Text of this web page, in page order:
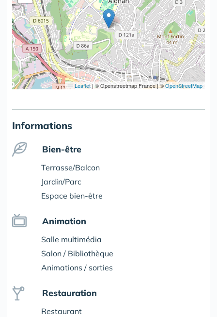
Leaflet |© Openstreetmap France | ©OpenStreetMap
Informations
Bien-être
Terrasse/Balcon
Jardin/Parc
Espace bien-être
Animation
Salle multimédia
Salon / Bibliothèque
Animations / sorties
Restauration
Restaurant